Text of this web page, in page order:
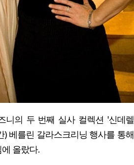
니의 두 번째 실사 컬렉션 '신데렐
) 베를린 갈라스크리닝 행사를 통해
올랐다.